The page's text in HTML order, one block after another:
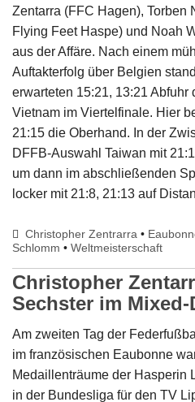
Zentarra (FFC Hagen), Torben
Flying Feet Haspe) und Noah
aus der Affäre. Nach einem
Auftakterfolg über Belgien
erwarteten 15:21, 13:21 Abfuhr
Vietnam im Viertelfinale. Hier
21:15 die Oberhand. In der
DFFB-Auswahl Taiwan mit
um dann im abschließenden
locker mit 21:8, 21:13 auf
Christopher Zentrarra •
Schlomm • Weltmeisterschaft
Christopher
Sechster im Mixed-
Am zweiten Tag der
im französischen Eaubonne
Medaillenträume der Hasperin
in der Bundesliga für den TV